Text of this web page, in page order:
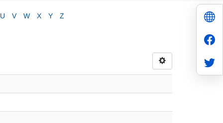
U V W X Y Z